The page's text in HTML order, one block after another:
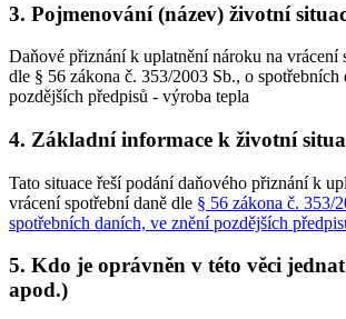
3. Pojmenování (název) životní
Daňové přiznání k uplatnění nároku na vrácení
dle § 56 zákona č. 353/2003 Sb., o spotřebních
pozdějších předpisů - výroba tepla
4. Základní informace k životní
Tato situace řeší podání daňového přiznání k
vrácení spotřební daně dle § 56 zákona č. 353/
spotřebních daních, ve znění pozdějších
5. Kdo je oprávněn v této věci
apod.)